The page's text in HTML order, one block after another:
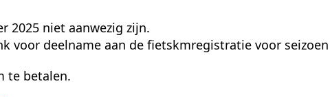
2025 niet aanwezig zijn.
voor deelname aan de fietskmregistratie voor seizoen
te betalen.